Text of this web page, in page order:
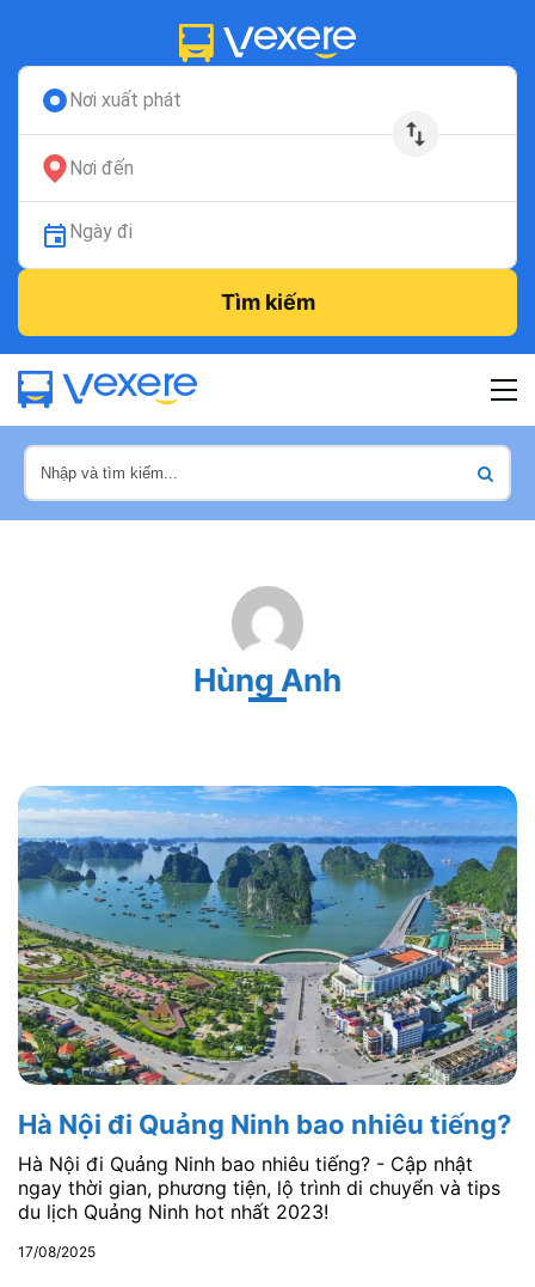
Nơi xuất phát
Nơi đến
Ngày đi
Tìm kiếm
Hùng Anh
Hà Nội đi Quảng Ninh bao nhiêu tiếng?
Hà Nội đi Quảng Ninh bao nhiêu tiếng? - Cập nhật
ngay thời gian, phương tiện, lộ trình di chuyển và tips
du lịch Quảng Ninh hot nhất 2023!
17/08/2025